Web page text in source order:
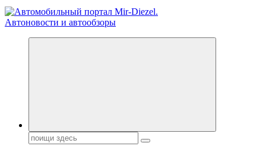
Справочник автомобилиста. Обзор новинок популярных
Поиск: